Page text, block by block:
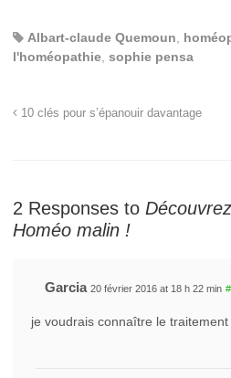
Albart-claude Quemoun
l'homéopathie sophie pensa
10 clés pour s’épanouir davantage
2 Responses to
Homéo malin !
Garcia 20 février 2016 at 18 h 22 min #
je voudrais connaître le